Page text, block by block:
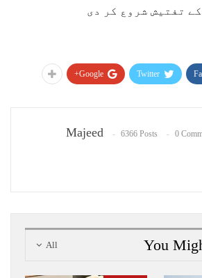
تفتیش شروع کر دی
Twitter
Google+
Majeed 6366 Posts 0
All You